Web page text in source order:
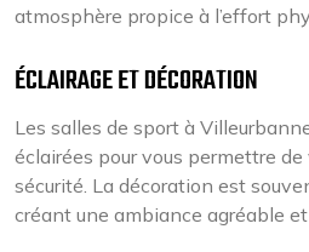
atmosphère propice à l’effort
ÉCLAIRAGE ET DÉCORATION
Les salles de sport à
éclairées pour vous permettre
sécurité. La décoration est
créant une ambiance agréable